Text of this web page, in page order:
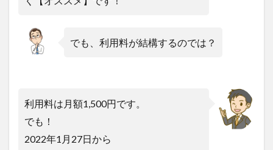
でも、利用料が結構するのでは？
利用料は月額1,500円です。
でも！
2022年1月27日から